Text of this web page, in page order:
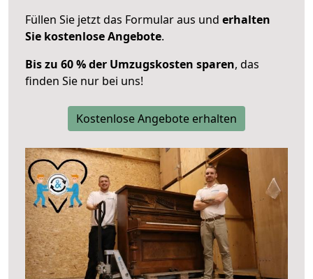
Füllen Sie jetzt das Formular aus und erhalten
Sie kostenlose Angebote.
Bis zu 60 % der Umzugskosten sparen, das
finden Sie nur bei uns!
Kostenlose Angebote erhalten